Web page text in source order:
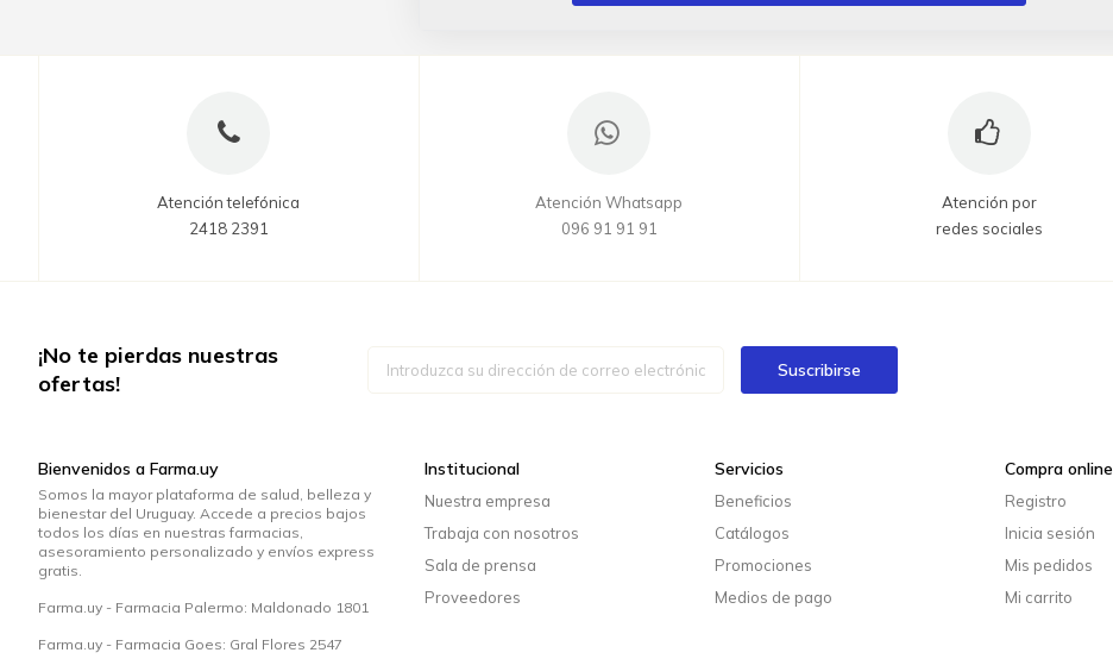
Atención telefónica
2418 2391
Atención Whatsapp
096 91 91 91
Atención por
redes sociales
¡No te pierdas nuestras
ofertas!
Suscribirse
Bienvenidos a Farma.uy
Somos la mayor plataforma de salud, belleza y
bienestar del Uruguay. Accede a precios bajos
todos los días en nuestras farmacias,
asesoramiento personalizado y envíos express
gratis.
Farma.uy - Farmacia Palermo: Maldonado 1801
Farma.uy - Farmacia Goes: Gral Flores 2547
Institucional
Nuestra empresa
Trabaja con nosotros
Sala de prensa
Proveedores
Servicios
Beneficios
Catálogos
Promociones
Medios de pago
Compra online
Registro
Inicia sesión
Mis pedidos
Mi carrito